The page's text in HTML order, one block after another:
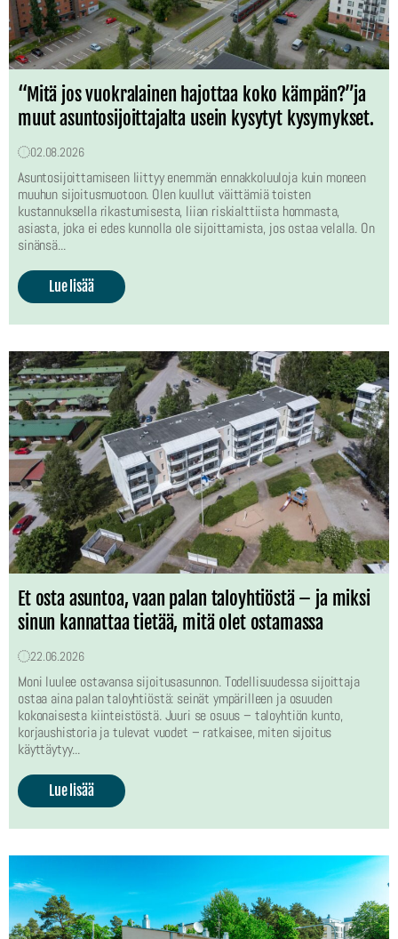
“Mitä jos vuokralainen hajottaa koko kämpän?”ja
muut asuntosijoittajalta usein kysytyt kysymykset.
02.08.2026
Asuntosijoittamiseen liittyy enemmän ennakkoluuloja kuin moneen
muuhun sijoitusmuotoon. Olen kuullut väittämiä toisten
kustannuksella rikastumisesta, liian riskialttiista hommasta,
asiasta, joka ei edes kunnolla ole sijoittamista, jos ostaa velalla. On
sinänsä...
Lue lisää
Et osta asuntoa, vaan palan taloyhtiöstä – ja miksi
sinun kannattaa tietää, mitä olet ostamassa
22.06.2026
Moni luulee ostavansa sijoitusasunnon. Todellisuudessa sijoittaja
ostaa aina palan taloyhtiöstä: seinät ympärilleen ja osuuden
kokonaisesta kiinteistöstä. Juuri se osuus – taloyhtiön kunto,
korjaushistoria ja tulevat vuodet – ratkaisee, miten sijoitus
käyttäytyy...
Lue lisää